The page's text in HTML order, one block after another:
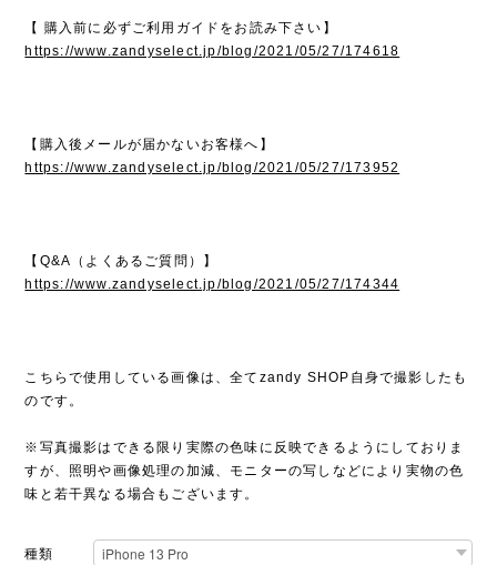
【 購入前に必ずご利用ガイドをお読み下さい】
https://www.zandyselect.jp/blog/2021/05/27/174618
【購入後メールが届かないお客様へ】
https://www.zandyselect.jp/blog/2021/05/27/173952
【Q&A（よくあるご質問）】
https://www.zandyselect.jp/blog/2021/05/27/174344
こちらで使用している画像は、全てzandy SHOP自身で撮影したも
のです。
※写真撮影はできる限り実際の色味に反映できるようにしておりま
すが、照明や画像処理の加減、モニターの写しなどにより実物の色
味と若干異なる場合もございます。
種類